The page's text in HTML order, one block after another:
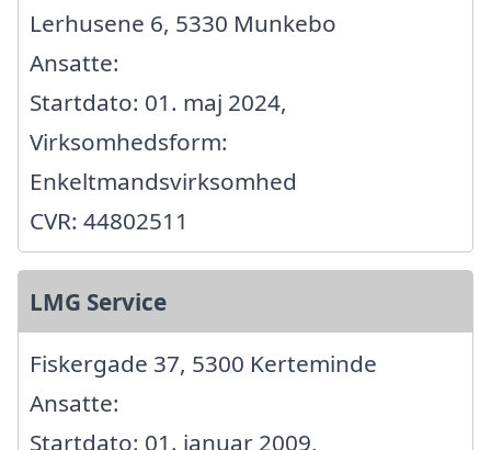
Lerhusene 6, 5330 Munkebo
Ansatte:
Startdato: 01. maj 2024,
Virksomhedsform:
Enkeltmandsvirksomhed
CVR: 44802511
LMG Service
Fiskergade 37, 5300 Kerteminde
Ansatte:
Startdato: 01. januar 2009,